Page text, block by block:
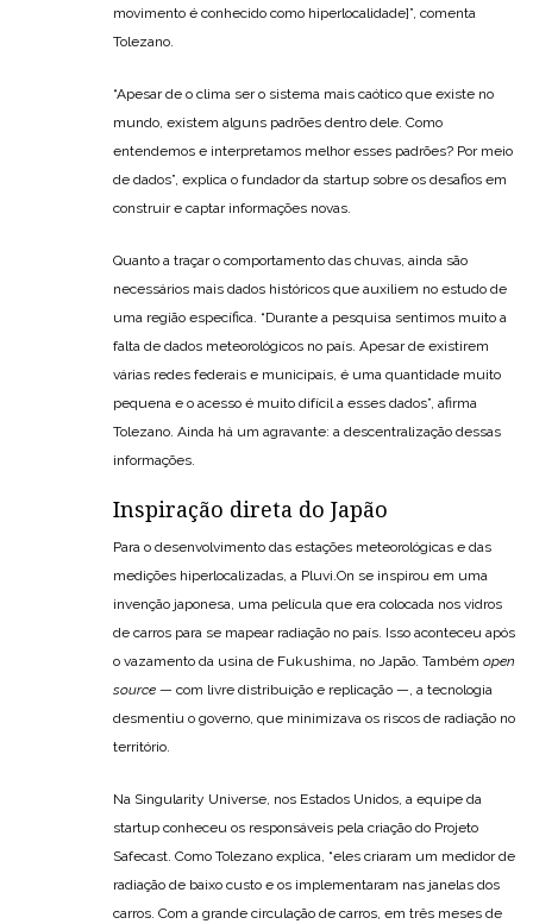
movimento é conhecido como hiperlocalidade]”, comenta
Tolezano.
“Apesar de o clima ser o sistema mais caótico que existe no
mundo, existem alguns padrões dentro dele. Como
entendemos e interpretamos melhor esses padrões? Por meio
de dados”, explica o fundador da startup sobre os desafios em
construir e captar informações novas.
Quanto a traçar o comportamento das chuvas, ainda são
necessários mais dados históricos que auxiliem no estudo de
uma região específica. “Durante a pesquisa sentimos muito a
falta de dados meteorológicos no país. Apesar de existirem
várias redes federais e municipais, é uma quantidade muito
pequena e o acesso é muito difícil a esses dados”, afirma
Tolezano. Ainda há um agravante: a descentralização dessas
informações.
Inspiração direta do Japão
Para o desenvolvimento das estações meteorológicas e das
medições hiperlocalizadas, a Pluvi.On se inspirou em uma
invenção japonesa, uma película que era colocada nos vidros
de carros para se mapear radiação no país. Isso aconteceu após
o vazamento da usina de Fukushima, no Japão. Também open
source — com livre distribuição e replicação —, a tecnologia
desmentiu o governo, que minimizava os riscos de radiação no
território.
Na Singularity Universe, nos Estados Unidos, a equipe da
startup conheceu os responsáveis pela criação do Projeto
Safecast. Como Tolezano explica, “eles criaram um medidor de
radiação de baixo custo e os implementaram nas janelas dos
carros. Com a grande circulação de carros, em três meses de